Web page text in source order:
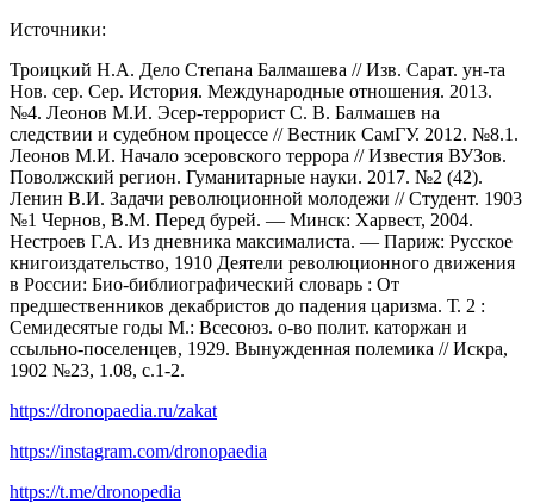
Источники:
Троицкий Н.А. Дело Степана Балмашева // Изв. Сарат. ун-та
Нов. сер. Сер. История. Международные отношения. 2013.
№4. Леонов М.И. Эсер-террорист С. В. Балмашев на
следствии и судебном процессе // Вестник СамГУ. 2012. №8.1.
Леонов М.И. Начало эсеровского террора // Известия ВУЗов.
Поволжский регион. Гуманитарные науки. 2017. №2 (42).
Ленин В.И. Задачи революционной молодежи // Студент. 1903
№1 Чернов, В.М. Перед бурей. — Минск: Харвест, 2004.
Нестроев Г.А. Из дневника максималиста. — Париж: Русское
книгоиздательство, 1910 Деятели революционного движения
в России: Био-библиографический словарь : От
предшественников декабристов до падения царизма. Т. 2 :
Семидесятые годы М.: Всесоюз. о-во полит. каторжан и
ссыльно-поселенцев, 1929. Вынужденная полемика // Искра,
1902 №23, 1.08, с.1-2.
https://dronopaedia.ru/zakat
https://instagram.com/dronopaedia
https://t.me/dronopedia